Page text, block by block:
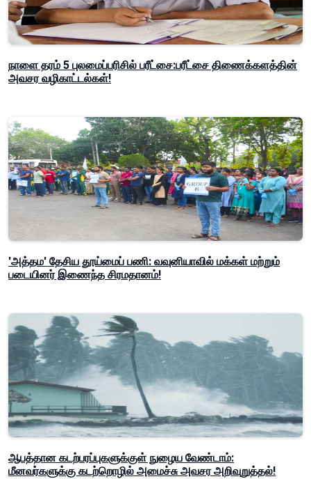
நாளை தரம் 5 புலமைப்பரிசில் பரீட்சை:பரீட்சை திணைக்களத்தின்
அவசர வழிகாட்டல்கள்!
'அத்தம' தேசிய தூய்மைப் பணி: வவுனியாவில் மக்கள் மற்றும்
படையினர் இணைந்த சிரமதானம்!
ஆபத்தான கடற்பரப்புகளுக்குள் நுழைய வேண்டாம்:
மீனவர்களுக்கு கடற்றொழில் அமைச்சு அவசர அறிவுறுத்தல்!